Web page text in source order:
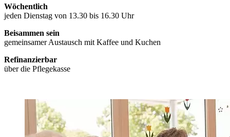
Wöchentlich
jeden Dienstag von 13.30 bis 16.30 Uhr
Beisammen sein
gemeinsamer Austausch mit Kaffee und Kuchen
Refinanzierbar
über die Pflegekasse